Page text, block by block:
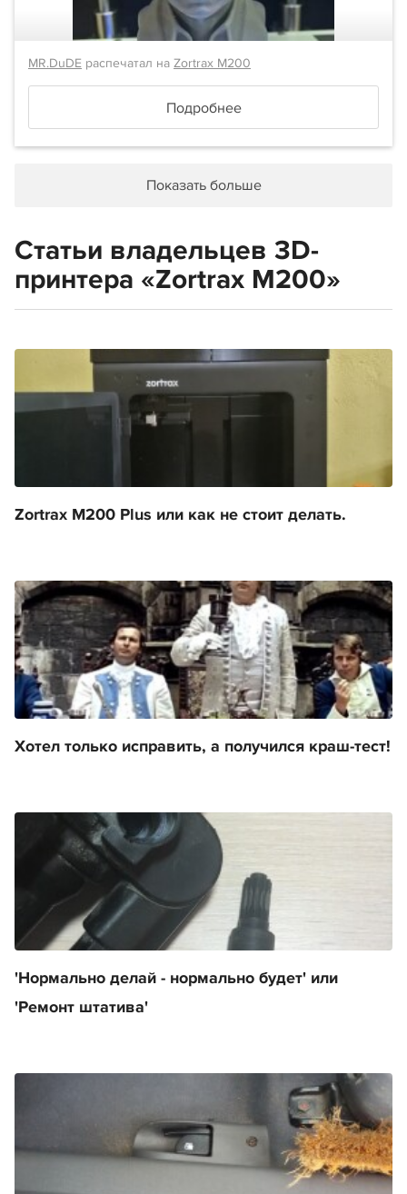
MR.DuDE распечатал на Zortrax M200
Подробнее
Показать больше
Статьи владельцев 3D-
принтера «Zortrax M200»
Zortrax M200 Plus или как не стоит делать.
Хотел только исправить, а получился краш-тест!
'Нормально делай - нормально будет' или
'Ремонт штатива'